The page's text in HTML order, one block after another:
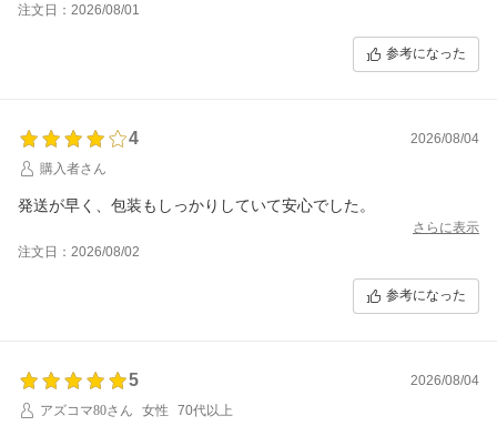
注文日：2026/08/01
参考になった
4
2026/08/04
購入者さん
発送が早く、包装もしっかりしていて安心でした。
さらに表示
注文日：2026/08/02
参考になった
5
2026/08/04
アズコマ80さん
女性 70代以上